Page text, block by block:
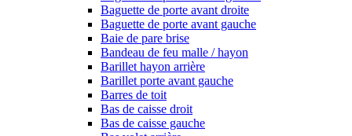
Baguette de porte avant droite
Baguette de porte avant gauche
Baie de pare brise
Bandeau de feu malle / hayon
Barillet hayon arrière
Barillet porte avant gauche
Barres de toit
Bas de caisse droit
Bas de caisse gauche